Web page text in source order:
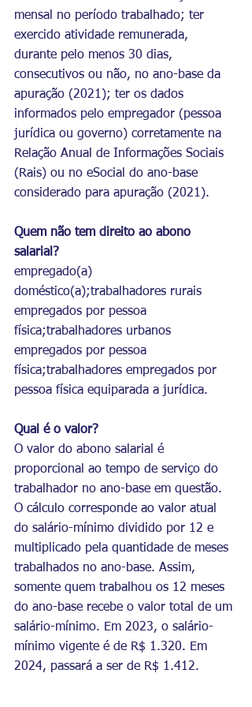
mensal no período trabalhado; ter
exercido atividade remunerada,
durante pelo menos 30 dias,
consecutivos ou não, no ano-base da
apuração (2021); ter os dados
informados pelo empregador (pessoa
jurídica ou governo) corretamente na
Relação Anual de Informações Sociais
(Rais) ou no eSocial do ano-base
considerado para apuração (2021).
Quem não tem direito ao abono
salarial?
empregado(a)
doméstico(a);trabalhadores rurais
empregados por pessoa
física;trabalhadores urbanos
empregados por pessoa
física;trabalhadores empregados por
pessoa física equiparada a jurídica.
Qual é o valor?
O valor do abono salarial é
proporcional ao tempo de serviço do
trabalhador no ano-base em questão.
O cálculo corresponde ao valor atual
do salário-mínimo dividido por 12 e
multiplicado pela quantidade de meses
trabalhados no ano-base. Assim,
somente quem trabalhou os 12 meses
do ano-base recebe o valor total de um
salário-mínimo. Em 2023, o salário-
mínimo vigente é de R$ 1.320. Em
2024, passará a ser de R$ 1.412.